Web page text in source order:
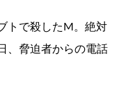
トで殺したM。絶対
、脅迫者からの電話